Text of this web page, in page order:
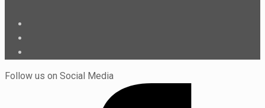
Follow us on Social Media